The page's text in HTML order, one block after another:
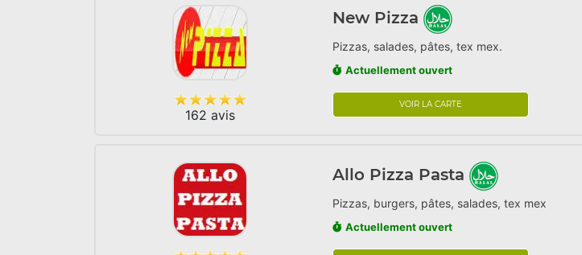
162 avis
New Pizza
Pizzas, salades, pâtes, tex mex.
Actuellement ouvert
VOIR LA CARTE
Allo Pizza Pasta
Pizzas, burgers, pâtes, salades, tex mex
Actuellement ouvert